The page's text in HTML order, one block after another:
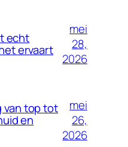
echt
ervaart
mei
28,
2026
van top tot
en
mei
26,
2026